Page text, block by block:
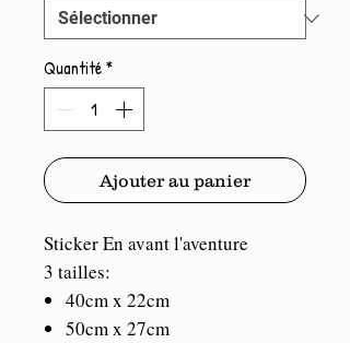
Quantité*
Ajouter au panier
Sticker En avant l'aventure
3 tailles:
40cm x 22cm
50cm x 27cm